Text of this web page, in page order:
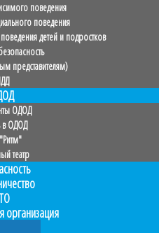
поведения
поведения
детей и подростков
представителям)
ОДОД
в ОДОД
театр